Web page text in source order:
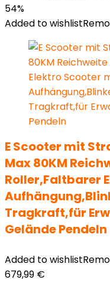
54%
Added to wishlist
E Scooter mit
Max 80KM
Roller,Faltbarer
Tragkraft,für
Gelände Pendeln
Added to wishlist
679,99 €